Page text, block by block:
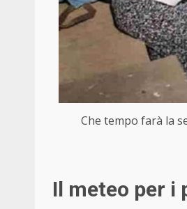
Che tempo farà la
Il meteo per i